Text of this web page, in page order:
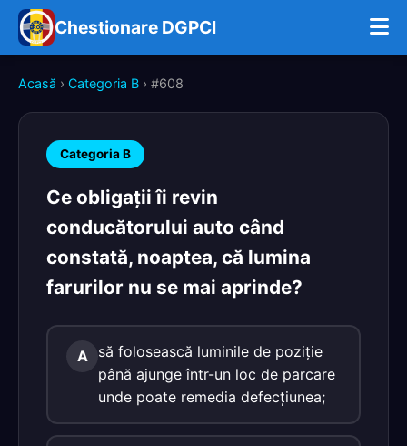
Chestionare DGPCI
Acasă › Categoria B › #608
Categoria B
Ce obligații îi revin
conducătorului auto când
constată, noaptea, că lumina
farurilor nu se mai aprinde?
A
să folosească luminile de poziție
până ajunge într-un loc de parcare
unde poate remedia defecțiunea;